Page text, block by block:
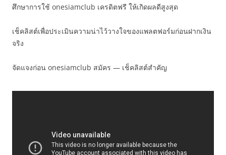
ศึกษาการใช้ onesiamclub เครดิตฟรี ให้เกิดผลดีสูงสุด
เช็คลิสต์เพื่อประเมินความน่าไว้วางใจของแพลตฟอร์มก่อนฝากเงิน
จริง
จัดแจงก่อน onesiamclub สมัคร — เช็คลิสต์สำคัญ